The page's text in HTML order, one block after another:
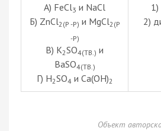
А) FeCl3 и NaCl
Б) ZnCl2(Р -Р) и MgCl2(Р
-Р)
В) K2SO4(ТВ.) и
BaSO4(ТВ.)
Г) H2SO4 и Ca(OH)2
2)
Объект